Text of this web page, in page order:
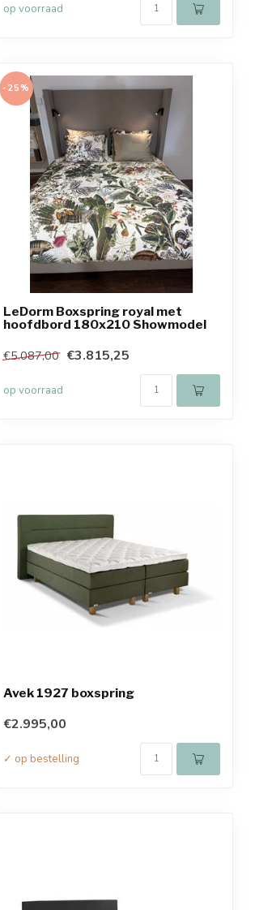
op voorraad
-25%
LeDorm Boxspring royal met
hoofdbord 180x210 Showmodel
€5.087,00 €3.815,25
op voorraad
Avek 1927 boxspring
€2.995,00
✓ op bestelling